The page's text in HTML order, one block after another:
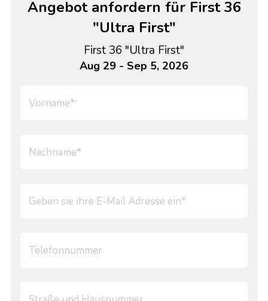
Angebot anfordern für First 36
"Ultra First"
First 36 "Ultra First"
Aug 29 - Sep 5, 2026